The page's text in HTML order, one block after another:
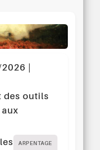
|
des outils
ARPENTAGE